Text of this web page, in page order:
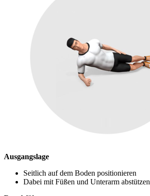
Ausgangslage
Seitlich auf dem Boden positionieren
Dabei mit Füßen und Unterarm abstützen